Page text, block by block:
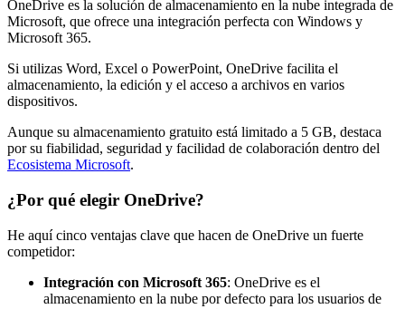
OneDrive es la solución de almacenamiento en la nube integrada de
Microsoft, que ofrece una integración perfecta con Windows y
Microsoft 365.
Si utilizas Word, Excel o PowerPoint, OneDrive facilita el
almacenamiento, la edición y el acceso a archivos en varios
dispositivos.
Aunque su almacenamiento gratuito está limitado a 5 GB, destaca
por su fiabilidad, seguridad y facilidad de colaboración dentro del
Ecosistema Microsoft.
¿Por qué elegir OneDrive?
He aquí cinco ventajas clave que hacen de OneDrive un fuerte
competidor:
Integración con Microsoft 365: OneDrive es el
almacenamiento en la nube por defecto para los usuarios de